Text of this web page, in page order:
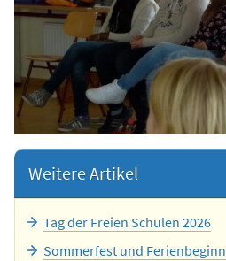
Weitere Artikel
Tag der Freien Schulen 2026
Sommerfest und Ferienbeginn